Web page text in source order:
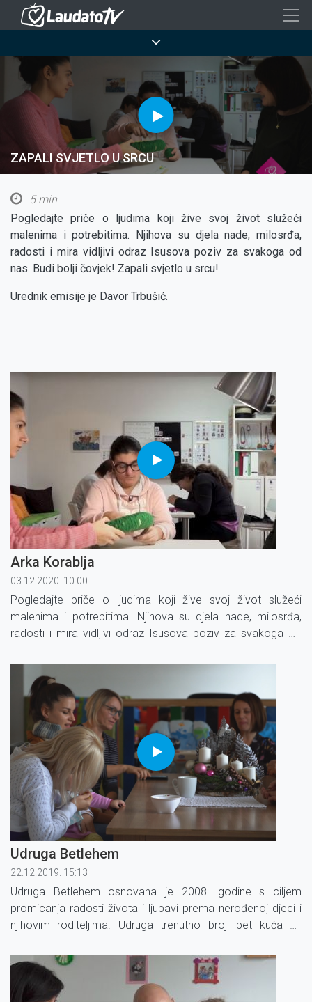
Skoči
sadržaj
ZAPALI SVJETLO U SRCU
5 min
Pogledajte priče o ljudima koji žive svoj život služeći
malenima i potrebitima. Njihova su djela nade, milosrđa,
radosti i mira vidljivi odraz Isusova poziv za svakoga od
nas. Budi bolji čovjek! Zapali svjetlo u srcu!
Urednik emisije je Davor Trbušić.
Arka Korablja
03.12.2020. 10:00
Pogledajte priče o ljudima koji žive svoj život služeći
malenima i potrebitima. Njihova su djela nade, milosrđa,
radosti i mira vidljivi odraz Isusova poziv za svakoga od
Udruga Betlehem
22.12.2019. 15:13
Udruga Betlehem osnovana je 2008. godine s ciljem
promicanja radosti života i ljubavi prema nerođenoj djeci i
njihovim roditeljima. Udruga trenutno broji pet kuća za
kojima je i ona u Zagrebačkim Sesvetama.